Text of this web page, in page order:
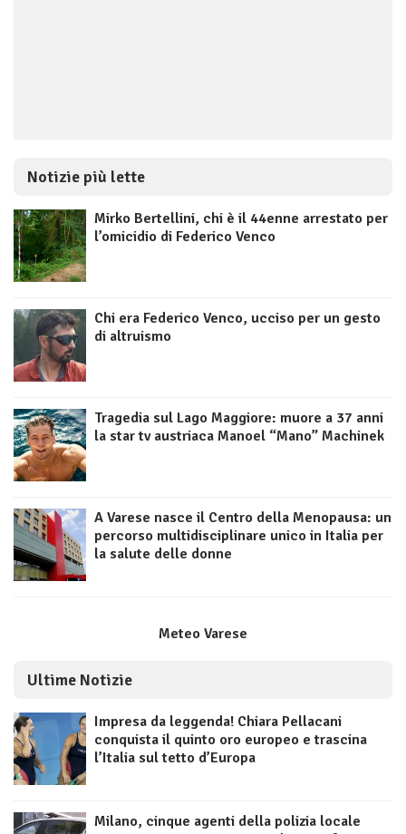
Notizie più lette
Mirko Bertellini, chi è il 44enne arrestato per
l’omicidio di Federico Venco
Chi era Federico Venco, ucciso per un gesto
di altruismo
Tragedia sul Lago Maggiore: muore a 37 anni
la star tv austriaca Manoel “Mano” Machinek
A Varese nasce il Centro della Menopausa: un
percorso multidisciplinare unico in Italia per
la salute delle donne
Meteo Varese
Ultime Notizie
Impresa da leggenda! Chiara Pellacani
conquista il quinto oro europeo e trascina
l’Italia sul tetto d’Europa
Milano, cinque agenti della polizia locale